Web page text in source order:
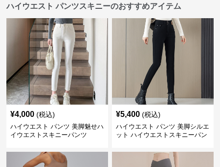
ハイウエスト パンツスキニーのおすすめアイテム
¥4,000 (税込)
ハイウエスト パンツ 美脚魅せハ
イウエストスキニーパンツ
¥5,400 (税込)
ハイウエスト パンツ 美脚シルエ
ット ハイウエストスキニーパン